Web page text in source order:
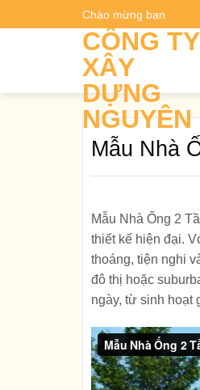
to
Chào mừng bạn
CÔNG TY
XÂY
DỰNG
NGUYÊN
Mẫu Nhà
Mẫu Nhà Ống 2
thiết kế hiện đại.
thoáng, tiện nghi
đô thị hoặc
ngày, từ sinh hoạt